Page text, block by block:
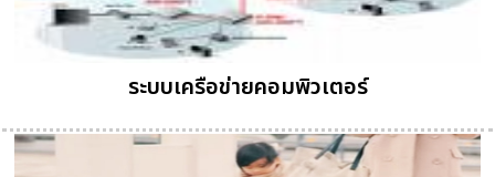
ระบบเครือข่ายคอมพิวเตอร์